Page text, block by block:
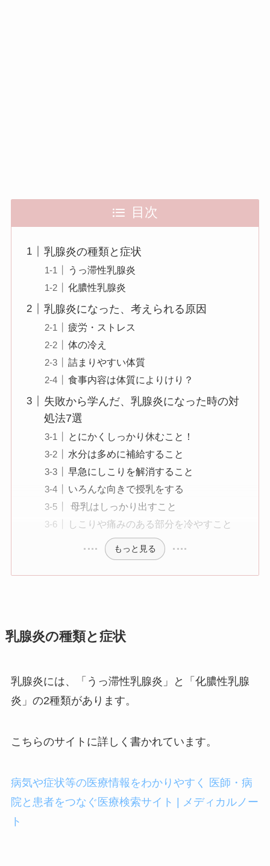
目次
乳腺炎の種類と症状
うっ滞性乳腺炎
化膿性乳腺炎
乳腺炎になった、考えられる原因
疲労・ストレス
体の冷え
詰まりやすい体質
食事内容は体質によりけり？
失敗から学んだ、乳腺炎になった時の対
処法7選
とにかくしっかり休むこと！
水分は多めに補給すること
早急にしこりを解消すること
いろんな向きで授乳をする
母乳はしっかり出すこと
しこりや痛みのある部分を冷やすこと
もっと見る
乳腺炎の種類と症状
乳腺炎には、「うっ滞性乳腺炎」と「化膿性乳腺
炎」の2種類があります。
こちらのサイトに詳しく書かれています。
病気や症状等の医療情報をわかりやすく 医師・病
院と患者をつなぐ医療検索サイト | メディカルノー
ト